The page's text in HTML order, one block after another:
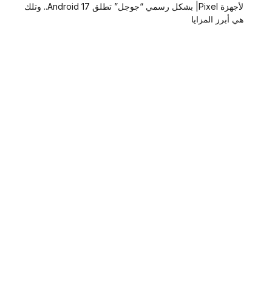
لأجهزة Pixel| بشكل رسمي “جوجل” تطلق Android 17.. وتلك
هي أبرز المزايا